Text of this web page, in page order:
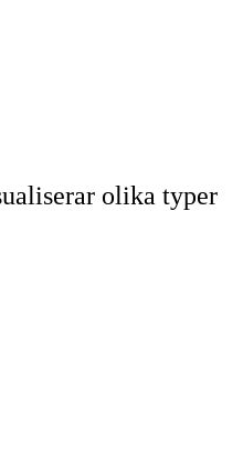
olika typer